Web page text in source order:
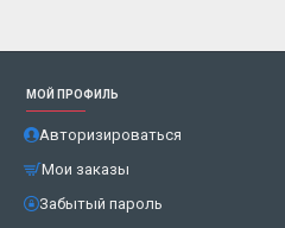
МОЙ ПРОФИЛЬ
Авторизироваться
Мои заказы
Забытый пароль